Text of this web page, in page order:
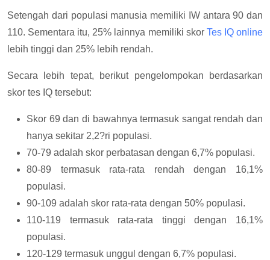
Setengah dari populasi manusia memiliki IW antara 90 dan
110. Sementara itu, 25% lainnya memiliki skor Tes IQ online
lebih tinggi dan 25% lebih rendah.
Secara lebih tepat, berikut pengelompokan berdasarkan
skor tes IQ tersebut:
Skor 69 dan di bawahnya termasuk sangat rendah dan
hanya sekitar 2,2?ri populasi.
70-79 adalah skor perbatasan dengan 6,7% populasi.
80-89 termasuk rata-rata rendah dengan 16,1%
populasi.
90-109 adalah skor rata-rata dengan 50% populasi.
110-119 termasuk rata-rata tinggi dengan 16,1%
populasi.
120-129 termasuk unggul dengan 6,7% populasi.